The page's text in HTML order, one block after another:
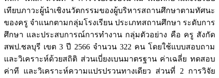
เทียบภาวะผู้นำเชิงนวัตกรรมของผู้บริหารสถานศึกษาตามทัศนะ
ของครู จำแนกตามกลุ่มโรงเรียน ประเภทสถานศึกษา ระดับการ
ศึกษา และประสบการณ์การทำงาน กลุ่มตัวอย่าง คือ ครู สังกัด
สพป.ชลบุรี เขต 3 ปี 2566 จำนวน 322 คน โดยใช้แบบสอบถาม
และวิเคราะห์ด้วยสถิติ ส่วนเบี่ยงเบนมาตรฐาน ค่าเฉลี่ย ทดสอบ
ค่าที และวิเคราะห์ความแปรปรวนทางเดียว ส่วนที่ 2 การวิจัย